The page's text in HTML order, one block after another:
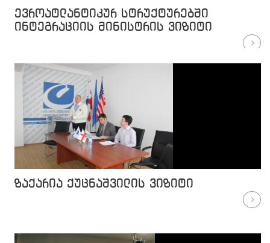
ევროატლანტიკურ სტრუქტურებში
ინტეგრაციის მინისტრის ვიზიტი
ზაქარია ქუცნაშვილის ვიზიტი